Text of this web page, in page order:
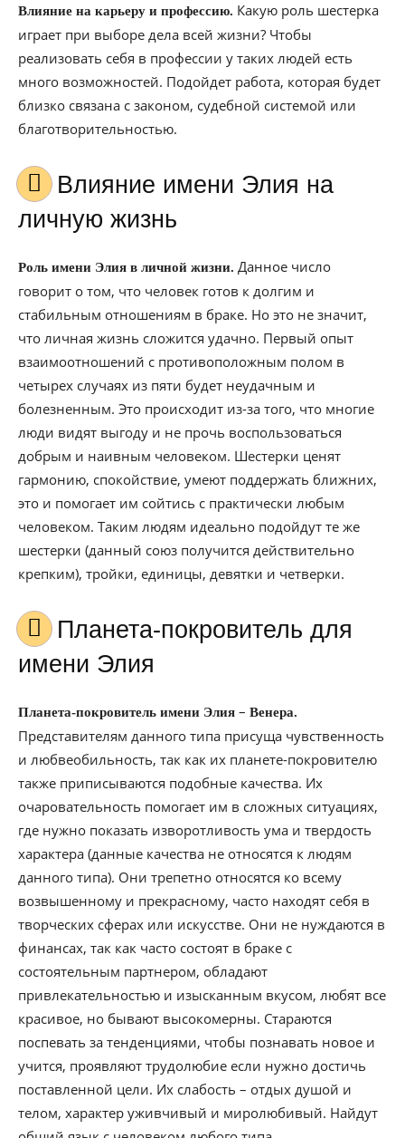
Влияние на карьеру и профессию. Какую роль шестерка
играет при выборе дела всей жизни? Чтобы
реализовать себя в профессии у таких людей есть
много возможностей. Подойдет работа, которая будет
близко связана с законом, судебной системой или
благотворительностью.
Влияние имени Элия на
личную жизнь
Роль имени Элия в личной жизни. Данное число
говорит о том, что человек готов к долгим и
стабильным отношениям в браке. Но это не значит,
что личная жизнь сложится удачно. Первый опыт
взаимоотношений с противоположным полом в
четырех случаях из пяти будет неудачным и
болезненным. Это происходит из-за того, что многие
люди видят выгоду и не прочь воспользоваться
добрым и наивным человеком. Шестерки ценят
гармонию, спокойствие, умеют поддержать ближних,
это и помогает им сойтись с практически любым
человеком. Таким людям идеально подойдут те же
шестерки (данный союз получится действительно
крепким), тройки, единицы, девятки и четверки.
Планета-покровитель для
имени Элия
Планета-покровитель имени Элия – Венера.
Представителям данного типа присуща чувственность
и любвеобильность, так как их планете-покровителю
также приписываются подобные качества. Их
очаровательность помогает им в сложных ситуациях,
где нужно показать изворотливость ума и твердость
характера (данные качества не относятся к людям
данного типа). Они трепетно относятся ко всему
возвышенному и прекрасному, часто находят себя в
творческих сферах или искусстве. Они не нуждаются в
финансах, так как часто состоят в браке с
состоятельным партнером, обладают
привлекательностью и изысканным вкусом, любят все
красивое, но бывают высокомерны. Стараются
поспевать за тенденциями, чтобы познавать новое и
учится, проявляют трудолюбие если нужно достичь
поставленной цели. Их слабость – отдых душой и
телом, характер уживчивый и миролюбивый. Найдут